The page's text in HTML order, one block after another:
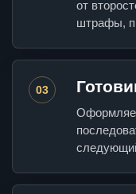
от
штрафы,
03